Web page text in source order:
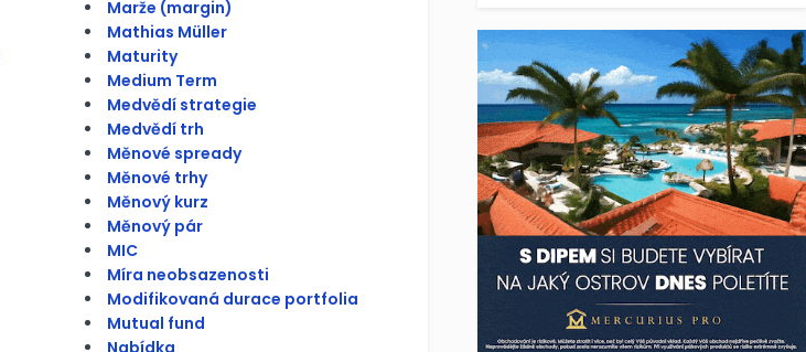
Marže (margin)
Mathias Müller
Maturity
Medium Term
Medvědí strategie
Medvědí trh
Měnové spready
Měnové trhy
Měnový kurz
Měnový pár
MIC
Míra neobsazenosti
Modifikovaná durace portfolia
Mutual fund
Nabídka